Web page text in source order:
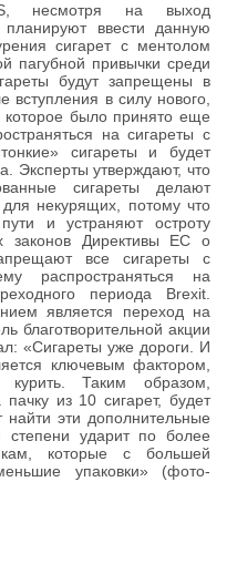
несмотря на выход
ввести данную
сигарет с ментолом
пагубной привычки среди
будут запрещены в
вступления в силу нового,
которое было принято еще
на сигареты с
сигареты и будет
Эксперты утверждают, что
сигареты делают
некурящих, потому что
и устраняют остроту
законов Директивы ЕС о
все сигареты с
распространяться на
периода Brexit.
является переход на
благотворительной акции
«Сигареты уже дороги. И
ключевым фактором,
Таким образом,
из 10 сигарет, будет
эти дополнительные
ударит по более
которые с большей
упаковки» (фото-